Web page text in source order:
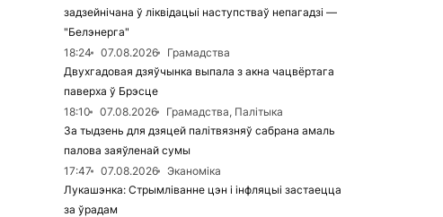
задзейнічана ў ліквідацыі наступстваў непагадзі —
"Белэнерга"
18:24
07.08.2026
Грамадства
Двухгадовая дзяўчынка выпала з акна чацвёртага
паверха ў Брэсце
18:10
07.08.2026
Грамадства, Палітыка
За тыдзень для дзяцей палітвязняў сабрана амаль
палова заяўленай сумы
17:47
07.08.2026
Эканоміка
Лукашэнка: Стрымліванне цэн і інфляцыі застаецца
за ўрадам